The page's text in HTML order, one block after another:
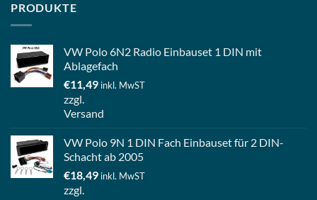
PRODUKTE
VW Polo 6N2 Radio Einbauset 1 DIN mit
Ablagefach
€11,49 inkl. MwST
zzgl.
Versand
VW Polo 9N 1 DIN Fach Einbauset für 2 DIN-
Schacht ab 2005
€18,49 inkl. MwST
zzgl.